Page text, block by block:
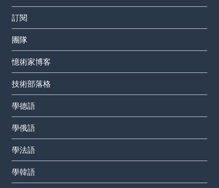
訂閱
團隊
憶術家博客
技術部落格
學德語
學俄語
學法語
學韓語